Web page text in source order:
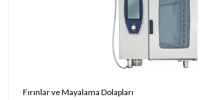
Fırınlar ve Mayalama Dolapları